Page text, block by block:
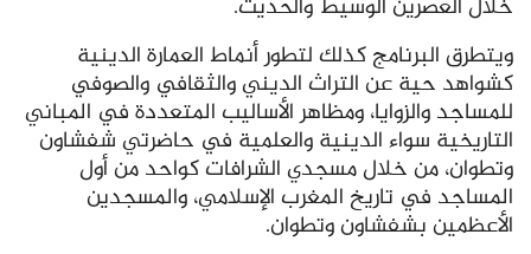
خلال العصرين الوسيط والحديث.
ويتطرق البرنامج كذلك لتطور أنماط العمارة الدينية
كشواهد حية عن التراث الديني والثقافي والصوفي
للمساجد والزوايا، ومظاهر الأساليب المتعددة في المباني
التاريخية سواء الدينية والعلمية في حاضرتي شفشاون
وتطوان، من خلال مسجدي الشرافات كواحد من أول
المساجد في تاريخ المغرب الإسلامي، والمسجدين
الأعظمين بشفشاون وتطوان.